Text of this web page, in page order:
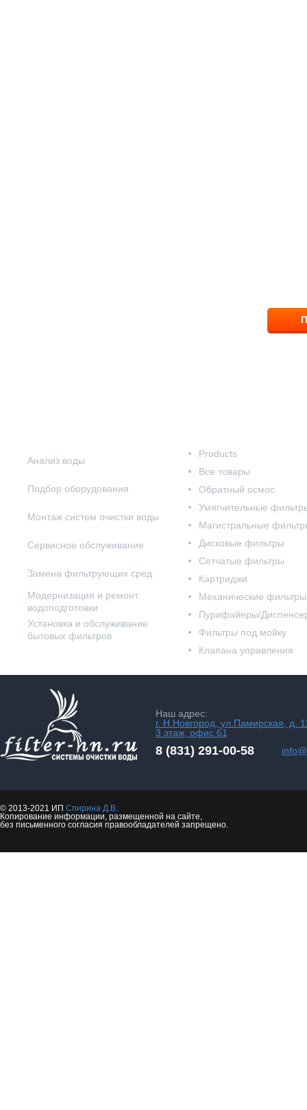
Анализ воды
Подбор оборудования
Монтаж систем очистки воды
Сервисное обслуживание
Замена фильтрующих сред
Модернизация и ремонт
водоподготовки
Установка и обслуживание
бытовых фильтров
Products
Все товары
Обратный осмос
Умягчительные
Магистральные
Дисковые фильтры
Сетчатые фильтры
Картриджи
Механические фильтры
Пурифайеры/
Фильтры под мойку
Клапана управления
Наш адрес:
г. Н.Новгород, ул.Памирская, д.
3 этаж, офис 61
8 (831) 291-00-58
© 2013-2021 ИП Спирина Д.В.
Копирование информации, размещенной на сайте,
без письменного согласия правообладателей запрещено.